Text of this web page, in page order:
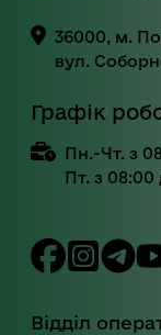
36000, м.
вул.
Графік
Пн.-Чт. з
Пт. з 08:00
Відділ